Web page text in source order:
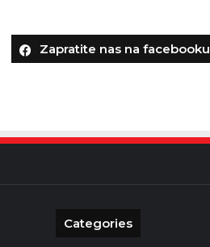
Zapratite nas na facebooku
Categories